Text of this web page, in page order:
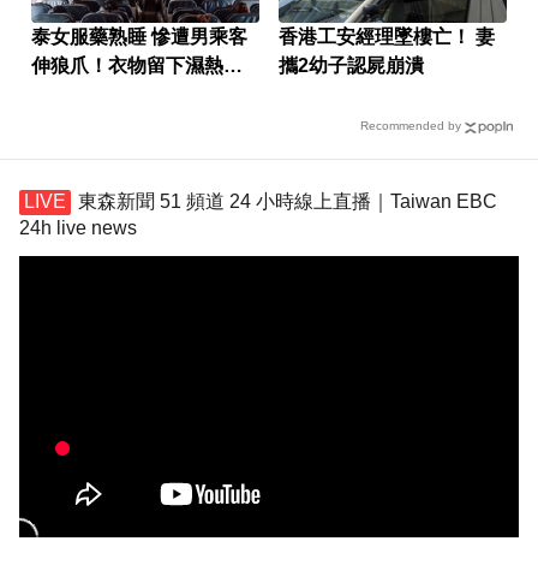
泰女服藥熟睡 慘遭男乘客
伸狼爪！衣物留下濕熱痕
香港工安經理墜樓亡！ 妻
攜2幼子認屍崩潰
Recommended by
東森新聞 51 頻道 24 小時線上直播｜Taiwan EBC
24h live news